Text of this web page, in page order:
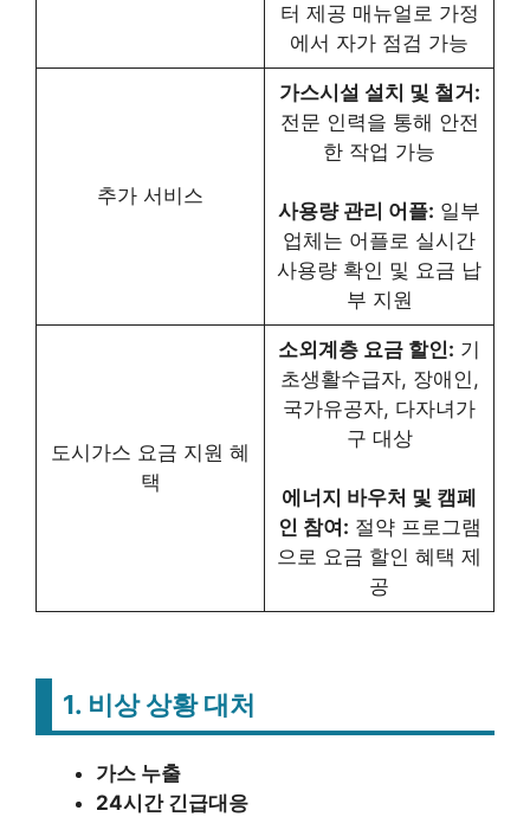
터 제공 매뉴얼로 가정
에서 자가 점검 가능
추가 서비스
가스시설 설치 및 철거:
전문 인력을 통해 안전
한 작업 가능
사용량 관리 어플: 일부
업체는 어플로 실시간
사용량 확인 및 요금 납
부 지원
도시가스 요금 지원 혜
택
소외계층 요금 할인: 기
초생활수급자, 장애인,
국가유공자, 다자녀가
구 대상
에너지 바우처 및 캠페
인 참여: 절약 프로그램
으로 요금 할인 혜택 제
공
1. 비상 상황 대처
가스 누출
24시간 긴급대응